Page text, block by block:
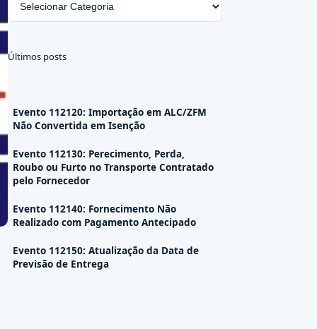
Últimos posts
Evento 112120: Importação em ALC/ZFM
Não Convertida em Isenção
Evento 112130: Perecimento, Perda,
Roubo ou Furto no Transporte Contratado
pelo Fornecedor
Evento 112140: Fornecimento Não
Realizado com Pagamento Antecipado
Evento 112150: Atualização da Data de
Previsão de Entrega